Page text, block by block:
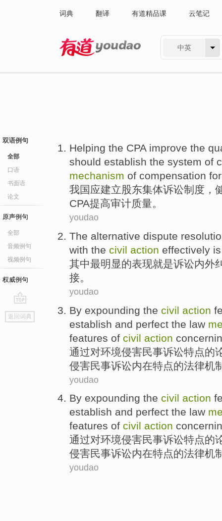
词典 翻译 有道精品课 云笔记
中英
双语例句
全部
口语
书面语
论文
原声例句
全部
音频例句
视频例句
权威例句
go
top
返回词典
Helping the CPA improve the
should establish the system of
mechanism of compensation for
我国应建立股东集体诉讼制度 ，
CPA提高审计质量。
youdao
The alternative dispute
with the civil action effectively is
其中最明显的表现就是诉讼内外
接。
youdao
By expounding the civil action
establish and perfect the law
features of civil action
通过对环境侵害民事诉讼特点的
侵害民事诉讼内在特点的法律机
youdao
By expounding the civil action
establish and perfect the law
features of civil action
通过对环境侵害民事诉讼特点的
侵害民事诉讼内在特点的法律机
youdao